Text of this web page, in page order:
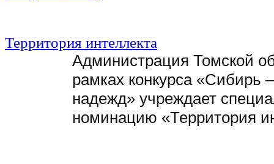
Территория интеллекта
Администрация Томской
рамках конкурса «Сибирь
надежд» учреждает
номинацию «Территория